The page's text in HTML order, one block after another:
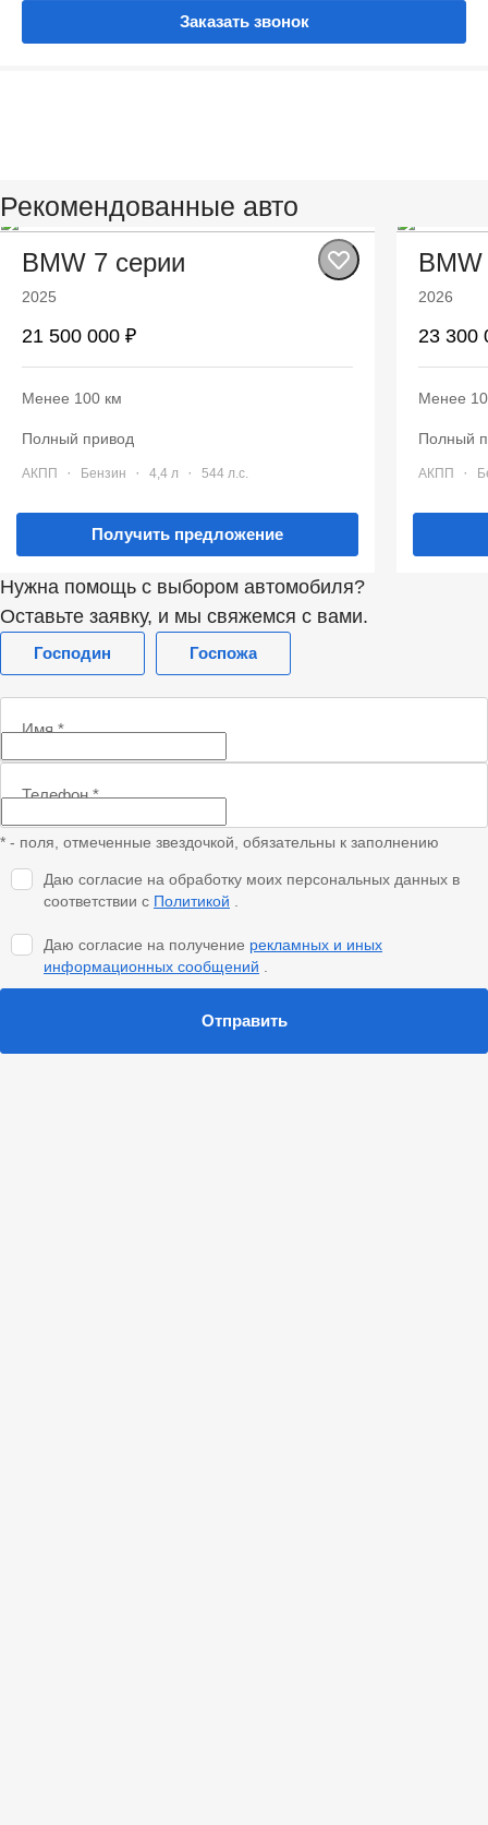
Заказать звонок
Рекомендованные авто
BMW 7 серии
2025
21 500 000 ₽
Менее 100 км
полный привод
АКПП · Бензин · 4,4 л · 544 л.с.
Получить предложение
2026
23 300
Менее
полный
АКПП ·
Нужна помощь с выбором автомобиля?
Оставьте заявку, и мы свяжемся с вами.
Господин Госпожа
Имя*
Телефон*
* - поля, отмеченные звездочкой, обязательны к заполнению
Даю согласие на обработку моих персональных данных в
соответствии с Политикой .
Даю согласие на получение рекламных и иных
информационных сообщений .
Отправить